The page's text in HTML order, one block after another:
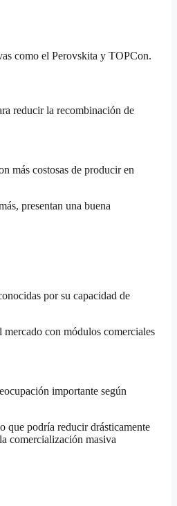
como el Perovskita y TOPCon.
reducir la recombinación de
más costosas de producir en
presentan una buena
por su capacidad de
mercado con módulos comerciales
importante​ según
que podría reducir drásticamente
comercialización masiva​